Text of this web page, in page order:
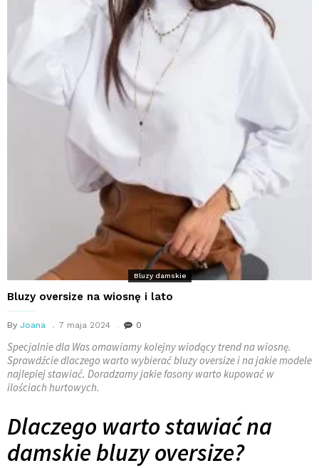
Bluzy damskie
Bluzy oversize na wiosnę i lato
By Joana 7 maja 2024 0
Specjalnie dla Was omawiamy kolejny wiodący trend na wiosnę.
Sprawdźcie dlaczego warto wybierać bluzy oversize i na jakie modele
najlepiej stawiać. Doradzamy jakie fasony warto kupować w
ilościach hurtowych.
Dlaczego warto stawiać na
damskie bluzy oversize?